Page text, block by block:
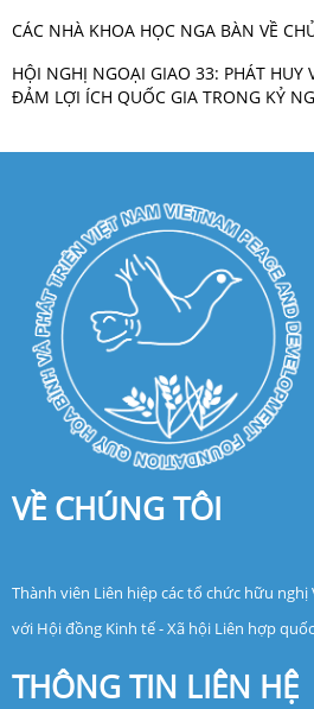
CÁC NHÀ KHOA HỌC NGA BÀN VỀ
HỘI NGHỊ NGOẠI GIAO 33: PHÁT HUY
ĐẢM LỢI ÍCH QUỐC GIA TRONG KỶ
VỀ CHÚNG TÔI
Thành viên Liên hiệp các tổ chức hữu
với Hội đồng Kinh tế - Xã hội Liên hợp quốc
THÔNG TIN LIÊN HỆ